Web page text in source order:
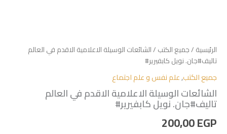
الرئيسية /جميع الكتب / الشائعات الوسيلة الاعلامية الاقدم في العالم
تاليف#جان. نويل كابفيرير#
جميع الكتب,علم نفس و علم اجتماع
الشائعات الوسيلة الاعلامية الاقدم في العالم
تاليف#جان. نويل كابفيرير#
200,00EGP